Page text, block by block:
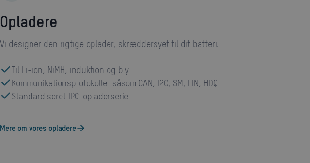
opladere
Vi designer den rigtige oplader, skræddersyet til dit batteri.
Til Li-ion, NiMH, induktion og bly
Kommunikationsprotokoller såsom CAN, I2C, SM, LIN, HDQ
Standardiseret IPC-opladerserie
Mere om vores opladere